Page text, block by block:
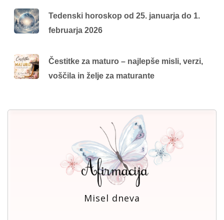
Tedenski horoskop od 25. januarja do 1.
februarja 2026
Čestitke za maturo – najlepše misli, verzi,
voščila in želje za maturante
Misel dneva